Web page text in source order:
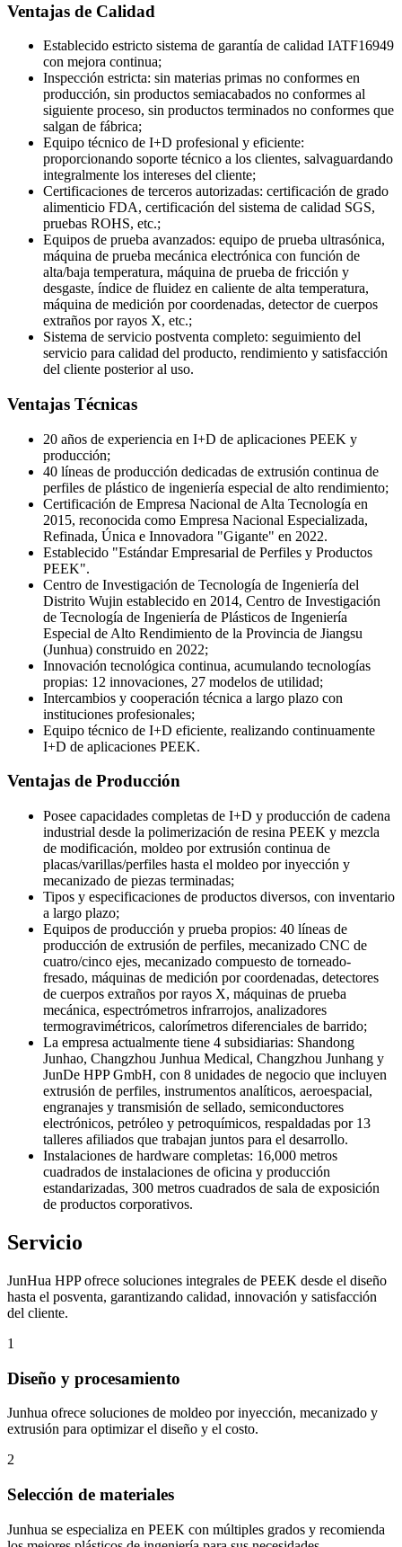
Ventajas de Calidad
Establecido estricto sistema de garantía de calidad IATF16949
con mejora continua;
Inspección estricta: sin materias primas no conformes en
producción, sin productos semiacabados no conformes al
siguiente proceso, sin productos terminados no conformes que
salgan de fábrica;
Equipo técnico de I+D profesional y eficiente:
proporcionando soporte técnico a los clientes, salvaguardando
integralmente los intereses del cliente;
Certificaciones de terceros autorizadas: certificación de grado
alimenticio FDA, certificación del sistema de calidad SGS,
pruebas ROHS, etc.;
Equipos de prueba avanzados: equipo de prueba ultrasónica,
máquina de prueba mecánica electrónica con función de
alta/baja temperatura, máquina de prueba de fricción y
desgaste, índice de fluidez en caliente de alta temperatura,
máquina de medición por coordenadas, detector de cuerpos
extraños por rayos X, etc.;
Sistema de servicio postventa completo: seguimiento del
servicio para calidad del producto, rendimiento y satisfacción
del cliente posterior al uso.
Ventajas Técnicas
20 años de experiencia en I+D de aplicaciones PEEK y
producción;
40 líneas de producción dedicadas de extrusión continua de
perfiles de plástico de ingeniería especial de alto rendimiento;
Certificación de Empresa Nacional de Alta Tecnología en
2015, reconocida como Empresa Nacional Especializada,
Refinada, Única e Innovadora "Gigante" en 2022.
Establecido "Estándar Empresarial de Perfiles y Productos
PEEK".
Centro de Investigación de Tecnología de Ingeniería del
Distrito Wujin establecido en 2014, Centro de Investigación
de Tecnología de Ingeniería de Plásticos de Ingeniería
Especial de Alto Rendimiento de la Provincia de Jiangsu
(Junhua) construido en 2022;
Innovación tecnológica continua, acumulando tecnologías
propias: 12 innovaciones, 27 modelos de utilidad;
Intercambios y cooperación técnica a largo plazo con
instituciones profesionales;
Equipo técnico de I+D eficiente, realizando continuamente
I+D de aplicaciones PEEK.
Ventajas de Producción
Posee capacidades completas de I+D y producción de cadena
industrial desde la polimerización de resina PEEK y mezcla
de modificación, moldeo por extrusión continua de
placas/varillas/perfiles hasta el moldeo por inyección y
mecanizado de piezas terminadas;
Tipos y especificaciones de productos diversos, con inventario
a largo plazo;
Equipos de producción y prueba propios: 40 líneas de
producción de extrusión de perfiles, mecanizado CNC de
cuatro/cinco ejes, mecanizado compuesto de torneado-
fresado, máquinas de medición por coordenadas, detectores
de cuerpos extraños por rayos X, máquinas de prueba
mecánica, espectrómetros infrarrojos, analizadores
termogravimétricos, calorímetros diferenciales de barrido;
La empresa actualmente tiene 4 subsidiarias: Shandong
Junhao, Changzhou Junhua Medical, Changzhou Junhang y
JunDe HPP GmbH, con 8 unidades de negocio que incluyen
extrusión de perfiles, instrumentos analíticos, aeroespacial,
engranajes y transmisión de sellado, semiconductores
electrónicos, petróleo y petroquímicos, respaldadas por 13
talleres afiliados que trabajan juntos para el desarrollo.
Instalaciones de hardware completas: 16,000 metros
cuadrados de instalaciones de oficina y producción
estandarizadas, 300 metros cuadrados de sala de exposición
de productos corporativos.
Servicio
JunHua HPP ofrece soluciones integrales de PEEK desde el diseño
hasta el posventa, garantizando calidad, innovación y satisfacción
del cliente.
1
Diseño y procesamiento
Junhua ofrece soluciones de moldeo por inyección, mecanizado y
extrusión para optimizar el diseño y el costo.
2
Selección de materiales
Junhua se especializa en PEEK con múltiples grados y recomienda